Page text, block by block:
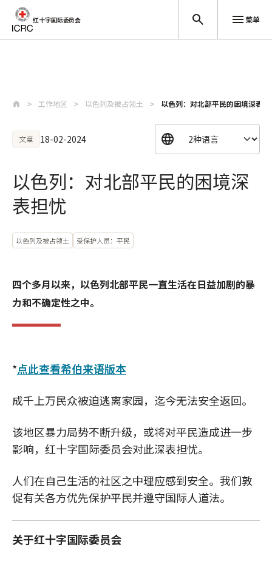
红十字国际委员会 菜单
工作地区 以色列及被占领土 以色列：对北部平民的困境深表担
文章 18-02-2024
以色列：对北部平民的困境深
表担忧
以色列及被占领土 受保护人员：平民
四个多月以来，以色列北部平民一直生活在日益加剧的暴
力和不确定性之中。
*点此查看希伯来语版本
成千上万民众被迫逃离家园，迄今无法安全返回。
该地区暴力局势不断升级，或将对平民造成进一步
影响，红十字国际委员会对此深表担忧。
人们在自己生活的社区之中理应感到安全。我们敦
促有关各方优先保护平民并遵守国际人道法。
关于红十字国际委员会